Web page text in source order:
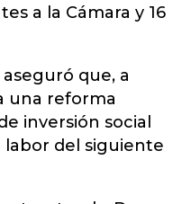
a la Cámara y 16
que, a
una reforma
inversión social
labor del siguiente